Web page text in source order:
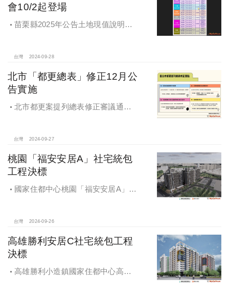
會10/2起登場
苗栗縣2025年公告土地現值說明會
台灣 2024-09-28
北市「都更總表」修正12月公
告實施
北市都更案提列總表修正審議通過
台灣 2024-09-27
桃園「福安安居A」社宅統包
工程決標
國家住都中心桃園「福安安居A」社
台灣 2024-09-26
高雄勝利安居C社宅統包工程
決標
高雄勝利小造鎮國家住都中心高雄